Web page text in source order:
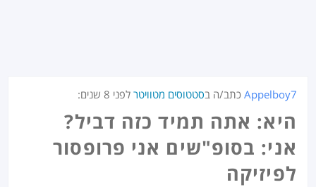
Appelboy7 כתב/ה בסטטוסים מטוויטר לפני 8 שנים :
היא: אתה תמיד כזה דביל?
אני: בסופ"שים אני פרופסור
לפיזיקה